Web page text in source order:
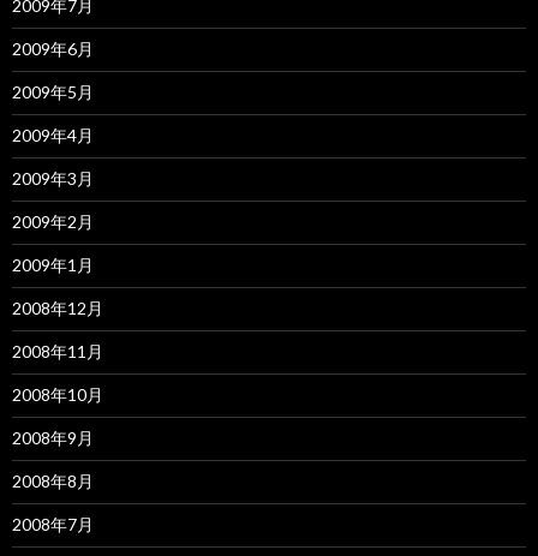
2009年7月
2009年6月
2009年5月
2009年4月
2009年3月
2009年2月
2009年1月
2008年12月
2008年11月
2008年10月
2008年9月
2008年8月
2008年7月